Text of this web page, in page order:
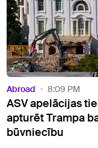
Abroad 7:46 PM
Meksika un Peru
diplomātiskās